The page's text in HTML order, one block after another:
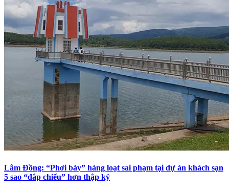
Lâm Đồng: “Phơi bày” hàng loạt sai phạm tại dự án khách sạn
5 sao “đắp chiếu” hơn thập kỷ